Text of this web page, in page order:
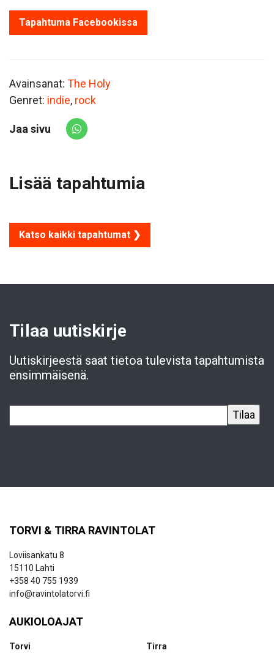
Tapahtuma Facebookissa
Avainsanat: The Holy
Genret: indie, rock
Jaa sivu
Share via Whatsapp
Lisää tapahtumia
Katso kaikki tapahtumat ❯
Tilaa uutiskirje
Uutiskirjeestä saat tietoa tulevista tapahtumista
ensimmäisenä.
TORVI & TIRRA RAVINTOLAT
Loviisankatu 8
15110 Lahti
+358 40 755 1939
info@ravintolatorvi.fi
AUKIOLOAJAT
Torvi Tirra